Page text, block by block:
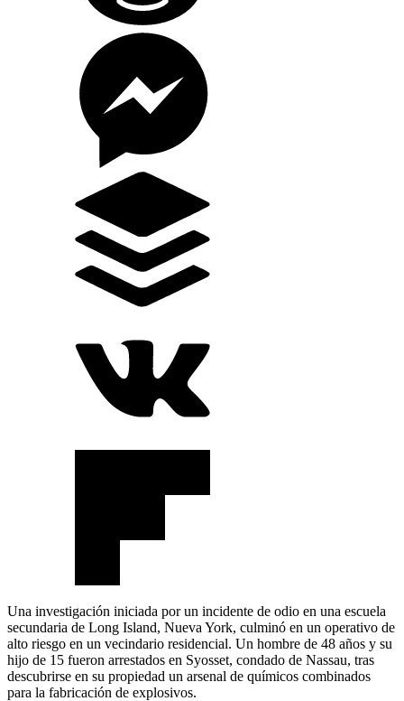
Una investigación iniciada por un incidente de odio en una escuela
secundaria de Long Island, Nueva York, culminó en un operativo de
alto riesgo en un vecindario residencial. Un hombre de 48 años y su
hijo de 15 fueron arrestados en Syosset, condado de Nassau, tras
descubrirse en su propiedad un arsenal de químicos combinados
para la fabricación de explosivos.